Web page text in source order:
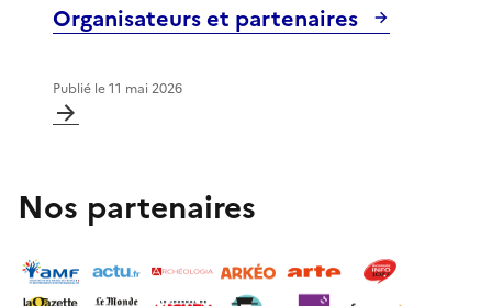
Organisateurs et partenaires
Publié le11 mai 2026
Nos partenaires